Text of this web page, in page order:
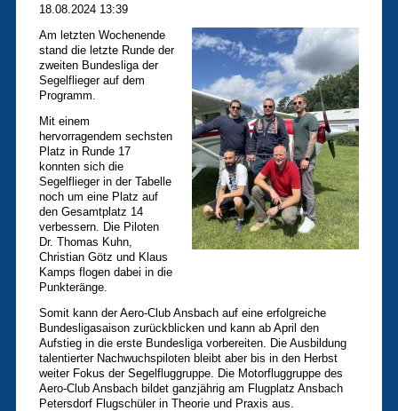
18.08.2024 13:39
Am letzten Wochenende
stand die letzte Runde der
zweiten Bundesliga der
Segelflieger auf dem
Programm.
Mit einem
hervorragendem sechsten
Platz in Runde 17
konnten sich die
Segelflieger in der Tabelle
noch um eine Platz auf
den Gesamtplatz 14
verbessern. Die Piloten
Dr. Thomas Kuhn,
Christian Götz und Klaus
Kamps flogen dabei in die
Punkteränge.
Somit kann der Aero-Club Ansbach auf eine erfolgreiche
Bundesligasaison zurückblicken und kann ab April den
Aufstieg in die erste Bundesliga vorbereiten. Die Ausbildung
talentierter Nachwuchspiloten bleibt aber bis in den Herbst
weiter Fokus der Segelfluggruppe. Die Motorfluggruppe des
Aero-Club Ansbach bildet ganzjährig am Flugplatz Ansbach
Petersdorf Flugschüler in Theorie und Praxis aus.